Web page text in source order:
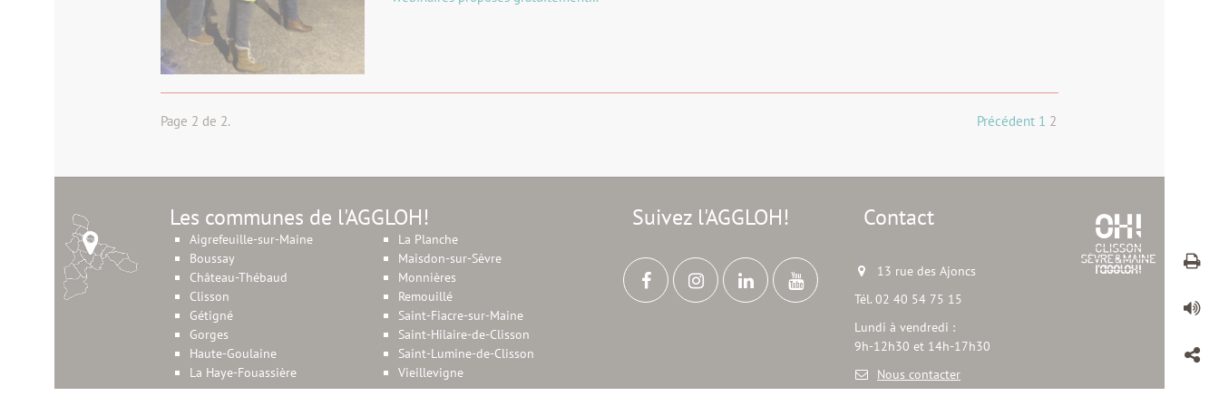
Page 2 de 2. Précédent 1 2
Les communes de l'AGGLOH!
Aigrefeuille-sur-Maine
Boussay
Château-Thébaud
Clisson
Gétigné
Gorges
Haute-Goulaine
La Haye-Fouassière
La Planche
Maisdon-sur-Sèvre
Monnières
Remouillé
Saint-Fiacre-sur-Maine
Saint-Hilaire-de-Clisson
Saint-Lumine-de-Clisson
Vieillevigne
Suivez l'AGGLOH! Contact
13 rue des Ajoncs
Tél. 02 40 54 75 15
Lundi à vendredi :
9h-12h30 et 14h-17h30
Nous contacter